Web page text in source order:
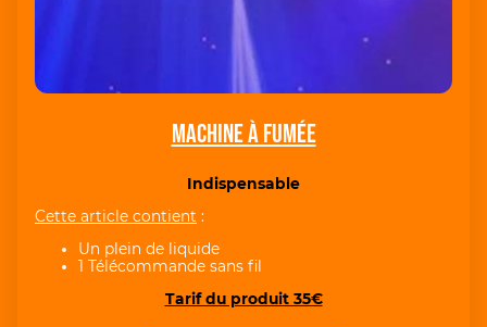
Machine à fumée
Indispensable
Cette article contient :
Un plein de liquide
1 Télécommande sans fil
Tarif du produit 35€